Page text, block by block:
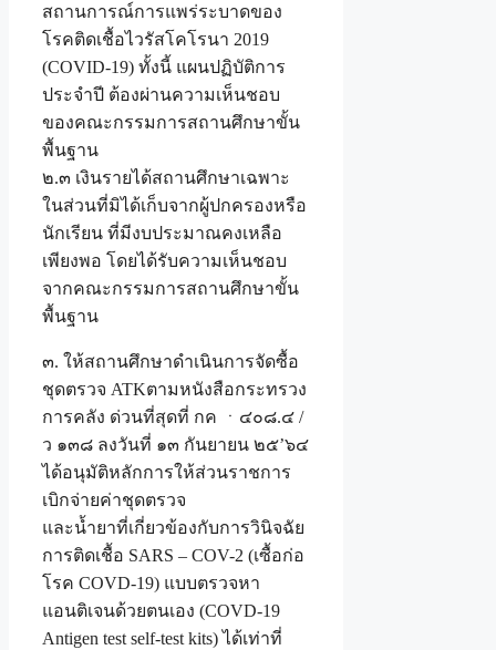
สถานการณ์การแพร่ระบาดของ
โรคติดเชื้อไวรัสโคโรนา 2019
(COVID-19) ทั้งนี้ แผนปฏิบัติการ
ประจำปี ต้องผ่านความเห็นชอบ
ของคณะกรรมการสถานศึกษาขั้น
พื้นฐาน
๒.๓ เงินรายได้สถานศึกษาเฉพาะ
ในส่วนที่มิได้เก็บจากผู้ปกครองหรือ
นักเรียน ที่มีงบประมาณคงเหลือ
เพียงพอ โดยได้รับความเห็นชอบ
จากคณะกรรมการสถานศึกษาขั้น
พื้นฐาน
๓. ให้สถานศึกษาดำเนินการจัดซื้อ
ชุดตรวจ ATKตามหนังสือกระทรวง
การคลัง ด่วนที่สุดที่ กค ㆍ๔๐๘.๔ /
ว ๑๓๘ ลงวันที่ ๑๓ กันยายน ๒๕’๖๔
ได้อนุมัติหลักการให้ส่วนราชการ
เบิกจ่ายค่าชุดตรวจ
และน้ำยาที่เกี่ยวข้องกับการวินิจฉัย
การติดเชื้อ SARS – COV-2 (เซื้อก่อ
โรค COVD-19) แบบตรวจหา
แอนติเจนด้วยตนเอง (COVD-19
Antigen test self-test kits) ได้เท่าที่